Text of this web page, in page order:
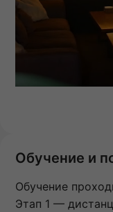
Обучение и
Обучение
Этап 1 —